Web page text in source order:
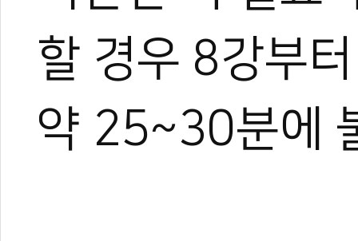
할 경우 8강부
약 25~30분에
장 중심의 심층 취재를 이
작, 대회 중계방송 캐스터,
텐츠를 다각화해 온 전문
과 콘텐츠 제작 및 홍보 마
이온 대표이사를 맡고 있
야)와 대학 겸임교수로도